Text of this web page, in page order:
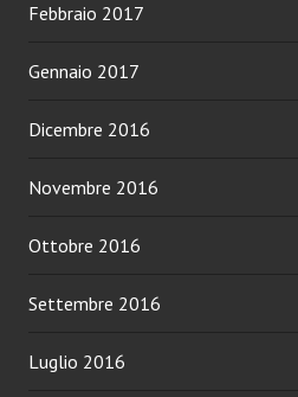
Febbraio 2017
Gennaio 2017
Dicembre 2016
Novembre 2016
Ottobre 2016
Settembre 2016
Luglio 2016